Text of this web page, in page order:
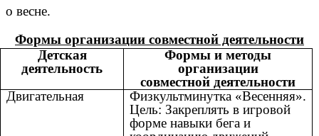
о весне.
Формы организации совместной деятельности
Детская
деятельность
Формы и методы
организации
совместной деятельности
Двигательная
Физкультминутка «Весенняя».
Цель: Закреплять в игровой
форме навыки бега и